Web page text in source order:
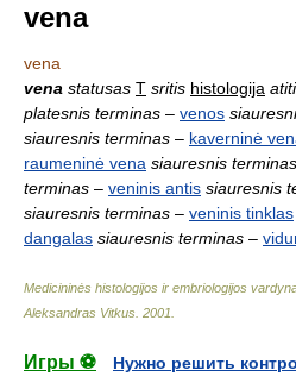
vena
vena
vena statusas T sritis histologija
platesnis terminas – venos
siauresnis terminas – kaverninė
raumeninė vena siauresnis terminas
terminas – veninis antis siauresnis
siauresnis terminas – veninis tinklas
dangalas siauresnis terminas –
Medicininės histologijos ir embriologijos
Aleksandras Vitkus 2001
Игры ⚽
Нужно решить